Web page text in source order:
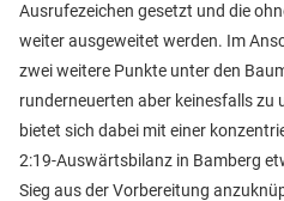
Ausrufezeichen gesetzt und die
weiter ausgeweitet werden. Im
zwei weitere Punkte unter den
runderneuerten aber keinesfalls zu
bietet sich dabei mit einer
2:19-Auswärtsbilanz in Bamberg
Sieg aus der Vorbereitung